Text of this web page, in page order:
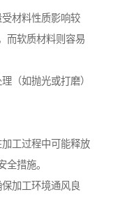
材料性质影响较
而软质材料则容易
（如抛光或打磨）
工过程中可能释放
全措施。
加工环境通风良